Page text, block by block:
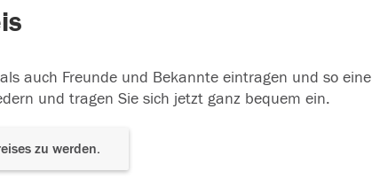
auch Freunde und Bekannte eintragen und so eine
und tragen Sie sich jetzt ganz bequem ein.
zu werden.